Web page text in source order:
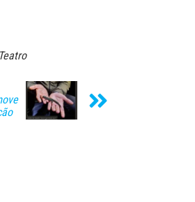
Teatro